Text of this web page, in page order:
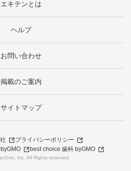
エキテンとは
ヘルプ
お問い合わせ
掲載のご案内
サイトマップ
プライバシーポリシー
best choice 歯科 byGMO
Inc. All Rights reserved.